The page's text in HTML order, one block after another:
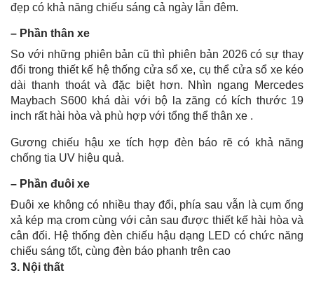
đẹp có khả năng chiếu sáng cả ngày lẫn đêm.
– Phần thân xe
So với những phiên bản cũ thì phiên bản 2026 có sự thay
đổi trong thiết kế hệ thống cửa sổ xe, cụ thể cửa sổ xe kéo
dài thanh thoát và đặc biệt hơn. Nhìn ngang Mercedes
Maybach S600 khá dài với bộ la zăng có kích thước 19
inch rất hài hòa và phù hợp với tổng thể thân xe .
Gương chiếu hậu xe tích hợp đèn báo rẽ có khả năng
chống tia UV hiệu quả.
– Phần đuôi xe
Đuôi xe không có nhiều thay đổi, phía sau vẫn là cụm ống
xả kép mạ crom cùng với cản sau được thiết kế hài hòa và
cân đối. Hệ thống đèn chiếu hậu dạng LED có chức năng
chiếu sáng tốt, cùng đèn báo phanh trên cao
3. Nội thất